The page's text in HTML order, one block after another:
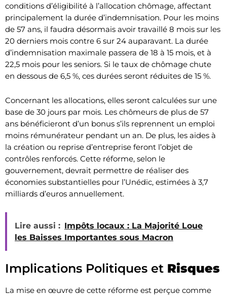
conditions d’éligibilité à l’allocation chômage, affectant
principalement la durée d’indemnisation. Pour les moins
de 57 ans, il faudra désormais avoir travaillé 8 mois sur les
20 derniers mois contre 6 sur 24 auparavant. La durée
d’indemnisation maximale passera de 18 à 15 mois, et à
22,5 mois pour les seniors. Si le taux de chômage chute
en dessous de 6,5 %, ces durées seront réduites de 15 %.
Concernant les allocations, elles seront calculées sur une
base de 30 jours par mois. Les chômeurs de plus de 57
ans bénéficieront d’un bonus s’ils reprennent un emploi
moins rémunérateur pendant un an. De plus, les aides à
la création ou reprise d’entreprise feront l’objet de
contrôles renforcés. Cette réforme, selon le
gouvernement, devrait permettre de réaliser des
économies substantielles pour l’Unédic, estimées à 3,7
milliards d’euros annuellement.
Lire aussi : Impôts locaux : La Majorité Loue
les Baisses Importantes sous Macron
Implications Politiques et Risques
La mise en œuvre de cette réforme est perçue comme